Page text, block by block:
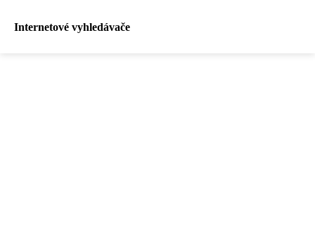
Internetové vyhledávače